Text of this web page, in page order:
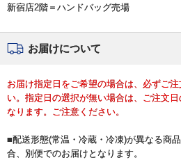
新宿店2階＝ハンドバッグ売場
お届けについて
お届け指定日をご希望の場合は、必ずご
い。指定日の選択が無い場合は、ご注文
なります。ご注意ください。
■配送形態(常温・冷蔵・冷凍)が異なる商
合、別便でのお届けとなります。